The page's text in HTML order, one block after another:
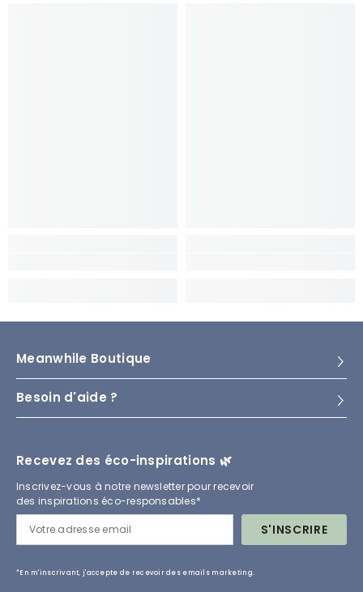
Meanwhile Boutique
Besoin d'aide ?
Recevez des éco-inspirations 🌿
Inscrivez-vous à notre newsletter pour recevoir
des inspirations éco-responsables*
S'INSCRIRE
*En m'inscrivant, j'accepte de recevoir des emails marketing.